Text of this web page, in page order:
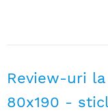
Review-uri
80x190 -